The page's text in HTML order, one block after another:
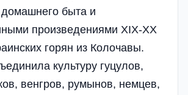
быта и
произведениями ХIX-XX
горян из Колочавы.
культуру гуцулов,
венгров, румынов, немцев,